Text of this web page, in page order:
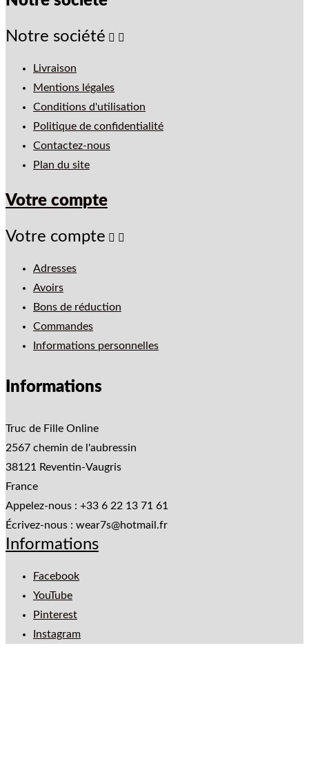
Notre société
Livraison
Mentions légales
Conditions d'utilisation
Politique de confidentialité
Contactez-nous
Plan du site
Votre compte
Votre compte
Adresses
Avoirs
Bons de réduction
Commandes
Informations personnelles
Informations
Truc de Fille Online
2567 chemin de l'aubressin
38121 Reventin-Vaugris
France
Appelez-nous : +33 6 22 13 71 61
Écrivez-nous : wear7s@hotmail.fr
Informations
Facebook
YouTube
Pinterest
Instagram